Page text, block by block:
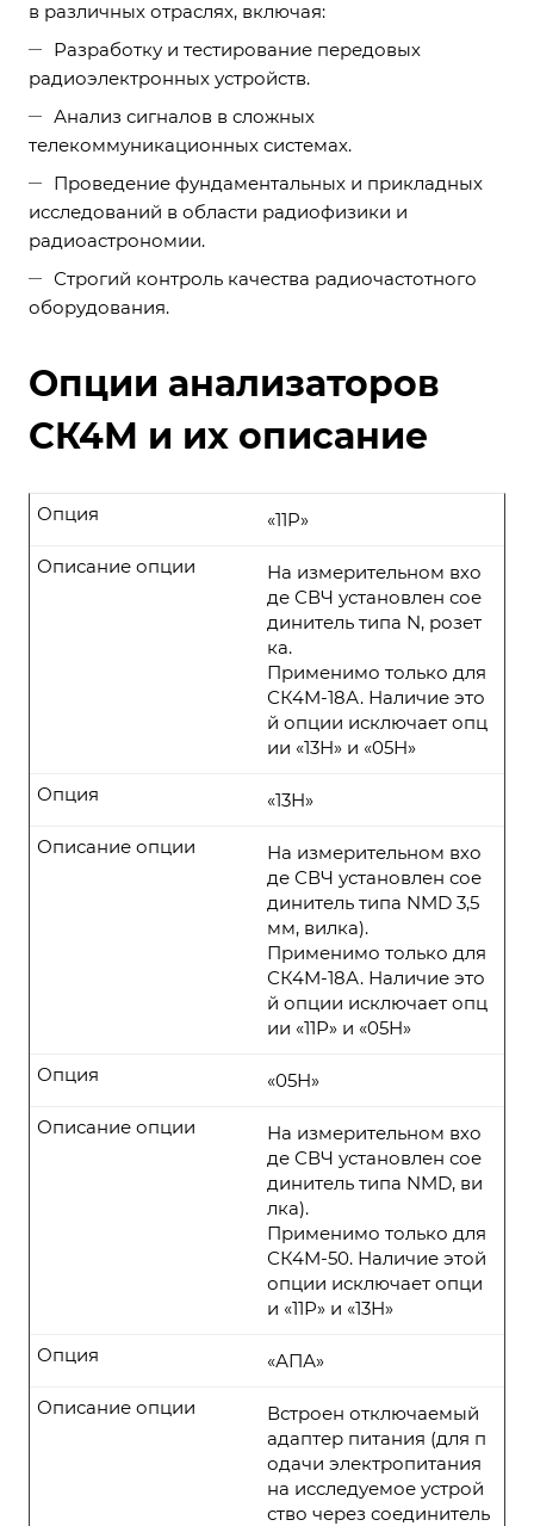
в различных отраслях, включая:
Разработку и тестирование передовых
радиоэлектронных устройств.
Анализ сигналов в сложных
телекоммуникационных системах.
Проведение фундаментальных и прикладных
исследований в области радиофизики и
радиоастрономии.
Строгий контроль качества радиочастотного
оборудования.
Опции анализаторов
СК4М и их описание
«11P»
Опция
На измерительном вхо
де СВЧ установлен сое
динитель типа N, розет
ка.
Применимо только для
СК4М-18А. Наличие это
й опции исключает опц
ии «13Н» и «05Н»
Описание опции
«13Н»
Опция
На измерительном вхо
де СВЧ установлен сое
динитель типа NMD 3,5
мм, вилка).
Применимо только для
СК4М-18А. Наличие это
й опции исключает опц
ии «11Р» и «05Н»
Описание опции
«05Н»
Опция
На измерительном вхо
де СВЧ установлен сое
динитель типа NMD, ви
лка).
Применимо только для
СК4М-50. Наличие этой
опции исключает опци
и «11Р» и «13Н»
Описание опции
«АПА»
Опция
Встроен отключаемый
адаптер питания (для п
одачи электропитания
на исследуемое устрой
ство через соединитель
Описание опции